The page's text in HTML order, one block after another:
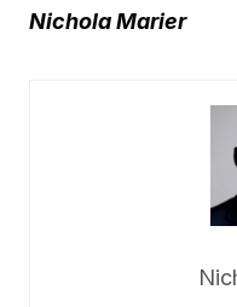
Nichola Marier